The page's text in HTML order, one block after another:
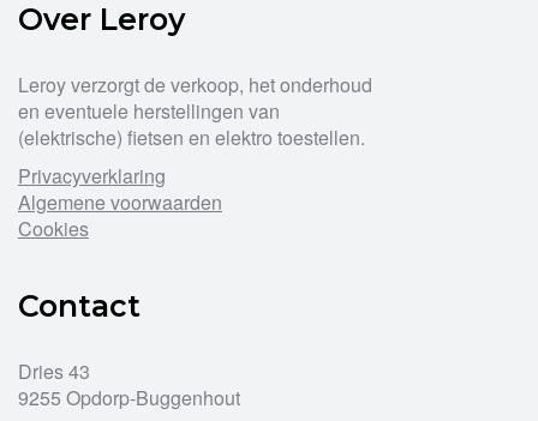
Over Leroy
Leroy verzorgt de verkoop, het onderhoud
en eventuele herstellingen van
(elektrische) fietsen en elektro toestellen.
Privacyverklaring
Algemene voorwaarden
Cookies
Contact
Dries 43
9255 Opdorp-Buggenhout